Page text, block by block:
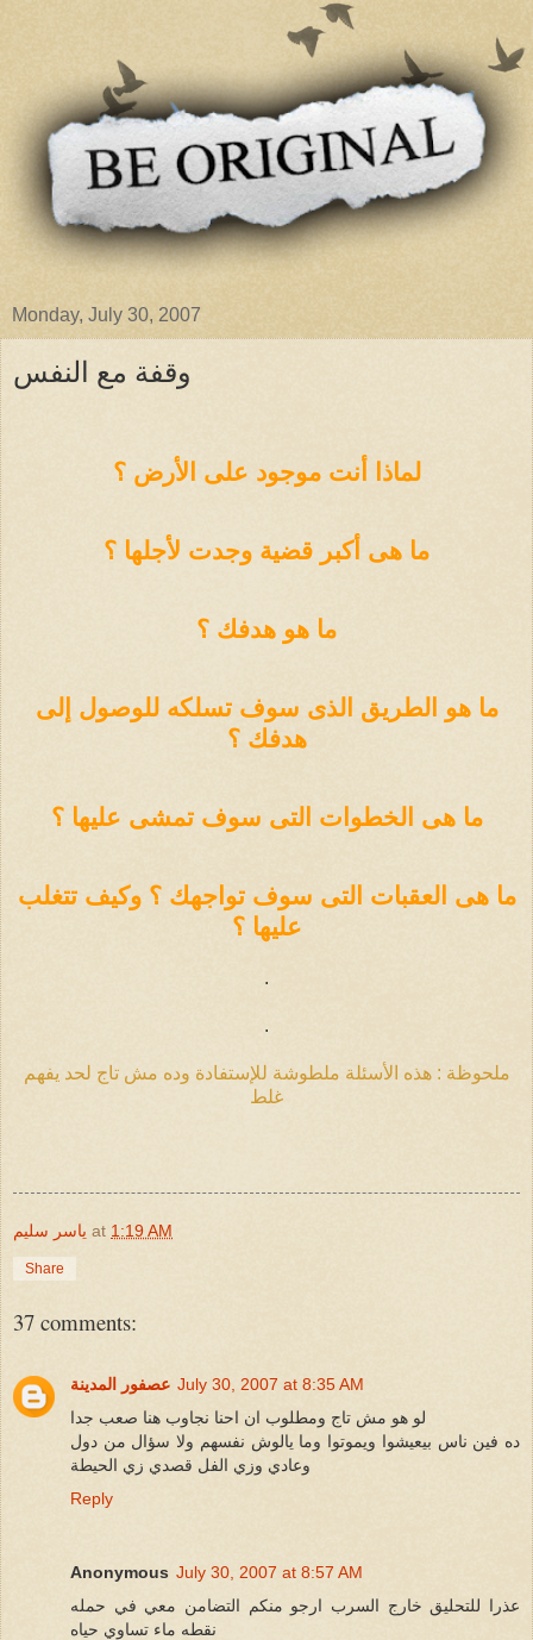
Monday, July 30, 2007
وقفة مع النفس
لماذا أنت موجود على الأرض ؟
ما هى أكبر قضية وجدت لأجلها ؟
ما هو هدفك ؟
ما هو الطريق الذى سوف تسلكه للوصول إلى
هدفك ؟
ما هى الخطوات التى سوف تمشى عليها ؟
ما هى العقبات التى سوف تواجهك ؟ وكيف تتغلب
عليها ؟
.
.
ملحوظة : هذه الأسئلة ملطوشة للإستفادة وده مش تاج لحد يفهم
غلط
ياسر سليم at 1:19 AM
Share
37 comments:
عصفور المدينة July 30, 2007 at 8:35 AM
لو هو مش تاج ومطلوب ان احنا نجاوب هنا صعب جدا
ده فين ناس بيعيشوا ويموتوا وما يالوش نفسهم ولا سؤال من دول
وعادي وزي الفل قصدي زي الحيطة
Reply
Anonymous July 30, 2007 at 8:57 AM
عذرا للتحليق خارج السرب ارجو منكم التضامن معي في حمله
نقطه ماء تساوي حياه